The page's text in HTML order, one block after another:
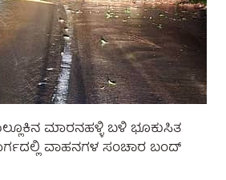
ಮಾರನಹಳ್ಳಿ ಬಳಿ ಭೂಕುಸಿತ
ವಾಹನಗಳ ಸಂಚಾರ ಬಂದ್